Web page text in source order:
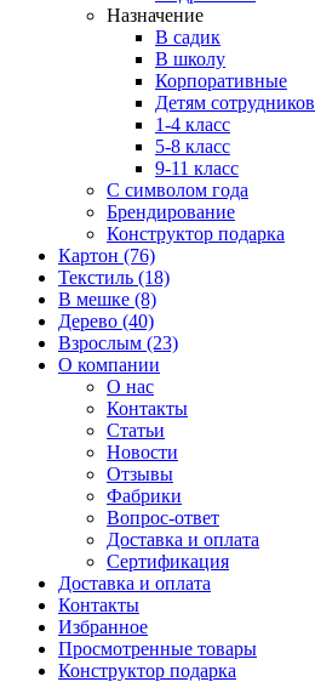
Назначение
В садик
В школу
Корпоративные
Детям сотрудников
1-4 класс
5-8 класс
9-11 класс
С символом года
Брендирование
Конструктор подарка
Картон (76)
Текстиль (18)
В мешке (8)
Дерево (40)
Взрослым (23)
О компании
О нас
Контакты
Статьи
Новости
Отзывы
Фабрики
Вопрос-ответ
Доставка и оплата
Сертификация
Доставка и оплата
Контакты
Избранное
Просмотренные товары
Конструктор подарка